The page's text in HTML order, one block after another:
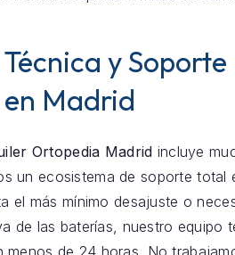
y Soporte
Madrid
Ortopedia Madrid incluye
un ecosistema de soporte total
el más mínimo desajuste o
de las baterías, nuestro equipo